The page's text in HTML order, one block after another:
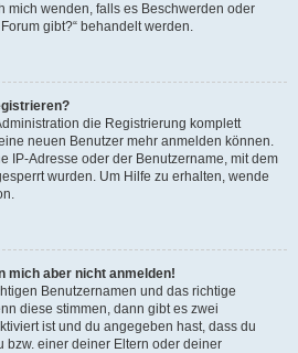
mich wenden, falls es Beschwerden oder
gibt?“ behandelt werden.
die Registrierung komplett
neuen Benutzer mehr anmelden können.
IP-Adresse oder der Benutzername, mit dem
wurden. Um Hilfe zu erhalten, wende
mich aber nicht anmelden!
Benutzernamen und das richtige
diese stimmen, dann gibt es zwei
ist und du angegeben hast, dass du
bzw. einer deiner Eltern oder deiner